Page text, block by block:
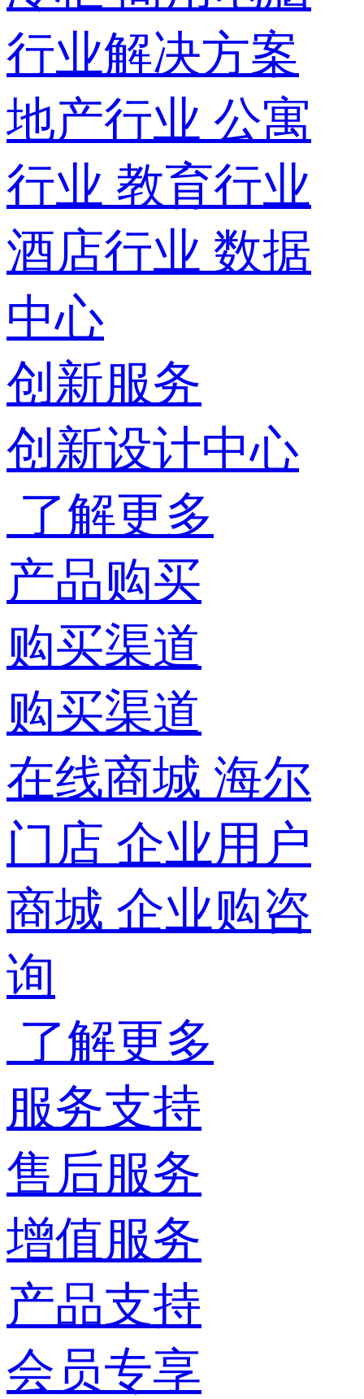
行业解决方案
地产行业 公寓
行业 教育行业
酒店行业 数据
中心
创新服务
创新设计中心
了解更多
产品购买
购买渠道
购买渠道
在线商城 海尔
门店 企业用户
商城 企业购咨
询
了解更多
服务支持
售后服务
增值服务
产品支持
会员专享